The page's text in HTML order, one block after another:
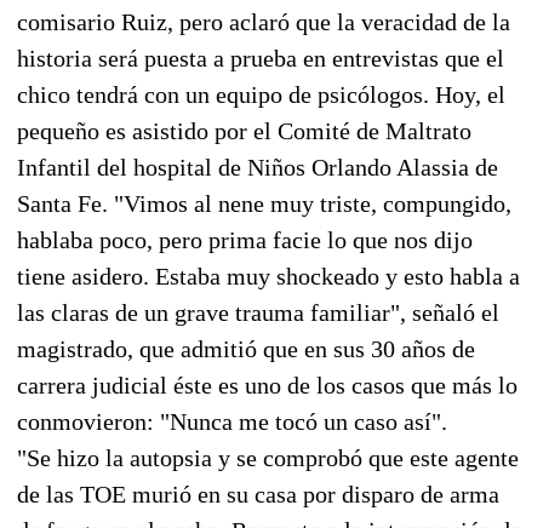
comisario Ruiz, pero aclaró que la veracidad de la
historia será puesta a prueba en entrevistas que el
chico tendrá con un equipo de psicólogos. Hoy, el
pequeño es asistido por el Comité de Maltrato
Infantil del hospital de Niños Orlando Alassia de
Santa Fe. "Vimos al nene muy triste, compungido,
hablaba poco, pero prima facie lo que nos dijo
tiene asidero. Estaba muy shockeado y esto habla a
las claras de un grave trauma familiar", señaló el
magistrado, que admitió que en sus 30 años de
carrera judicial éste es uno de los casos que más lo
conmovieron: "Nunca me tocó un caso así".
"Se hizo la autopsia y se comprobó que este agente
de las TOE murió en su casa por disparo de arma